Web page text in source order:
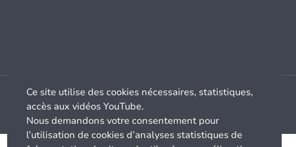
Ce site utilise des cookies nécessaires, statistiques,
accès aux vidéos YouTube.
Nous demandons votre consentement pour
l’utilisation de cookies d’analyses statistiques de